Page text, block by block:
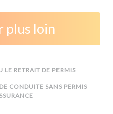
plus loin
LE RETRAIT DE PERMIS
CONDUITE SANS PERMIS